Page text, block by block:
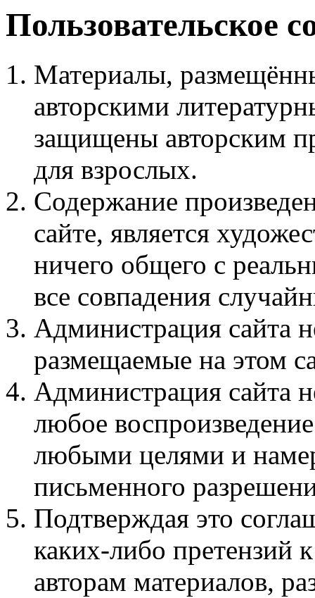
Пользовательское
Материалы,
авторскими
защищены авторским
для взрослых.
Содержание
сайте, является
ничего общего с
все совпадения
Администрация сайта
размещаемые на этом
Администрация сайта
любое
любыми целями и
письменного
Подтверждая это
каких-либо претензий
авторам материалов,